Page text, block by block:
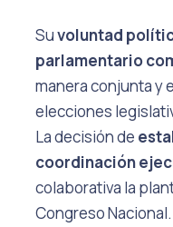
Suvoluntad
parlamentario
manera conjunta y
elecciones
La decisión de
coordinación
colaborativa la
Congreso Nacional.